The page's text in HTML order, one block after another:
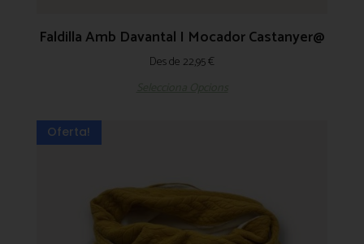
Faldilla Amb Davantal I Mocador Castanyer@
Des de 22,95€
Oferta!